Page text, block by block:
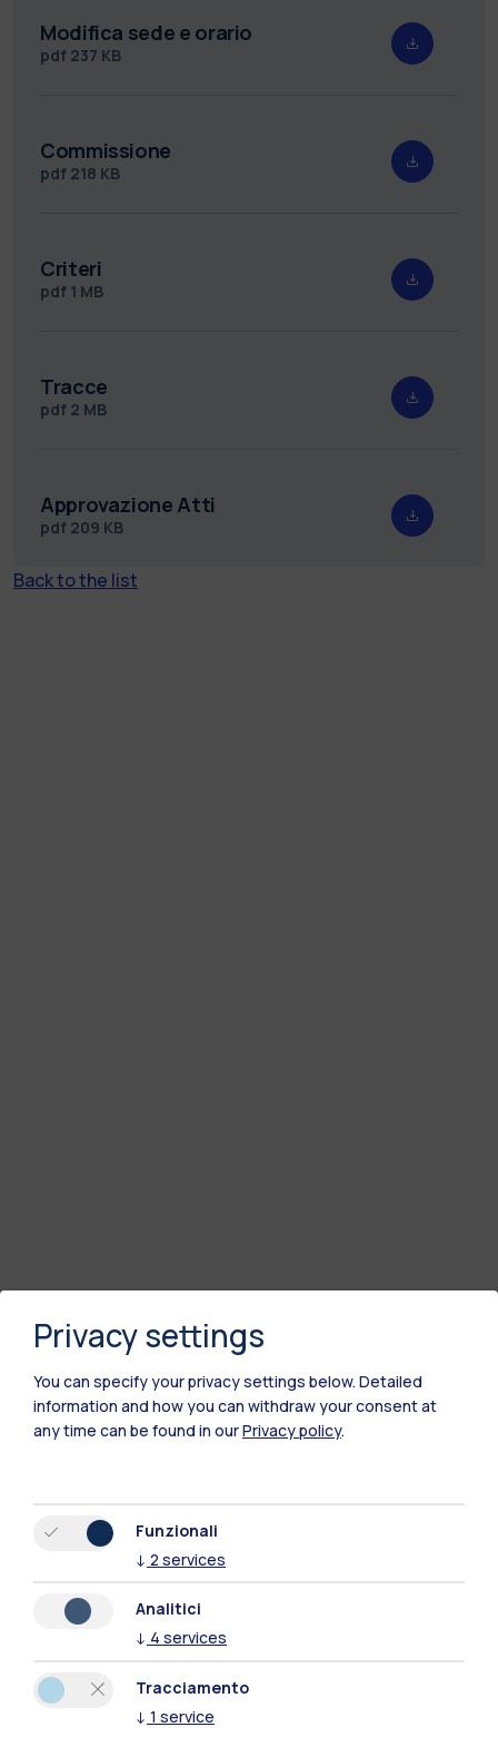
Modifica sede e orario
pdf 237 KB
Commissione
pdf 218 KB
Criteri
pdf 1 MB
Tracce
pdf 2 MB
Approvazione Atti
pdf 209 KB
Back to the list
Privacy settings
You can specify your privacy settings below. Detailed
information and how you can withdraw your consent at
any time can be found in ourPrivacy policy.
Funzionali
↓ 2 services
Analitici
↓ 4 services
Tracciamento
↓ 1 service